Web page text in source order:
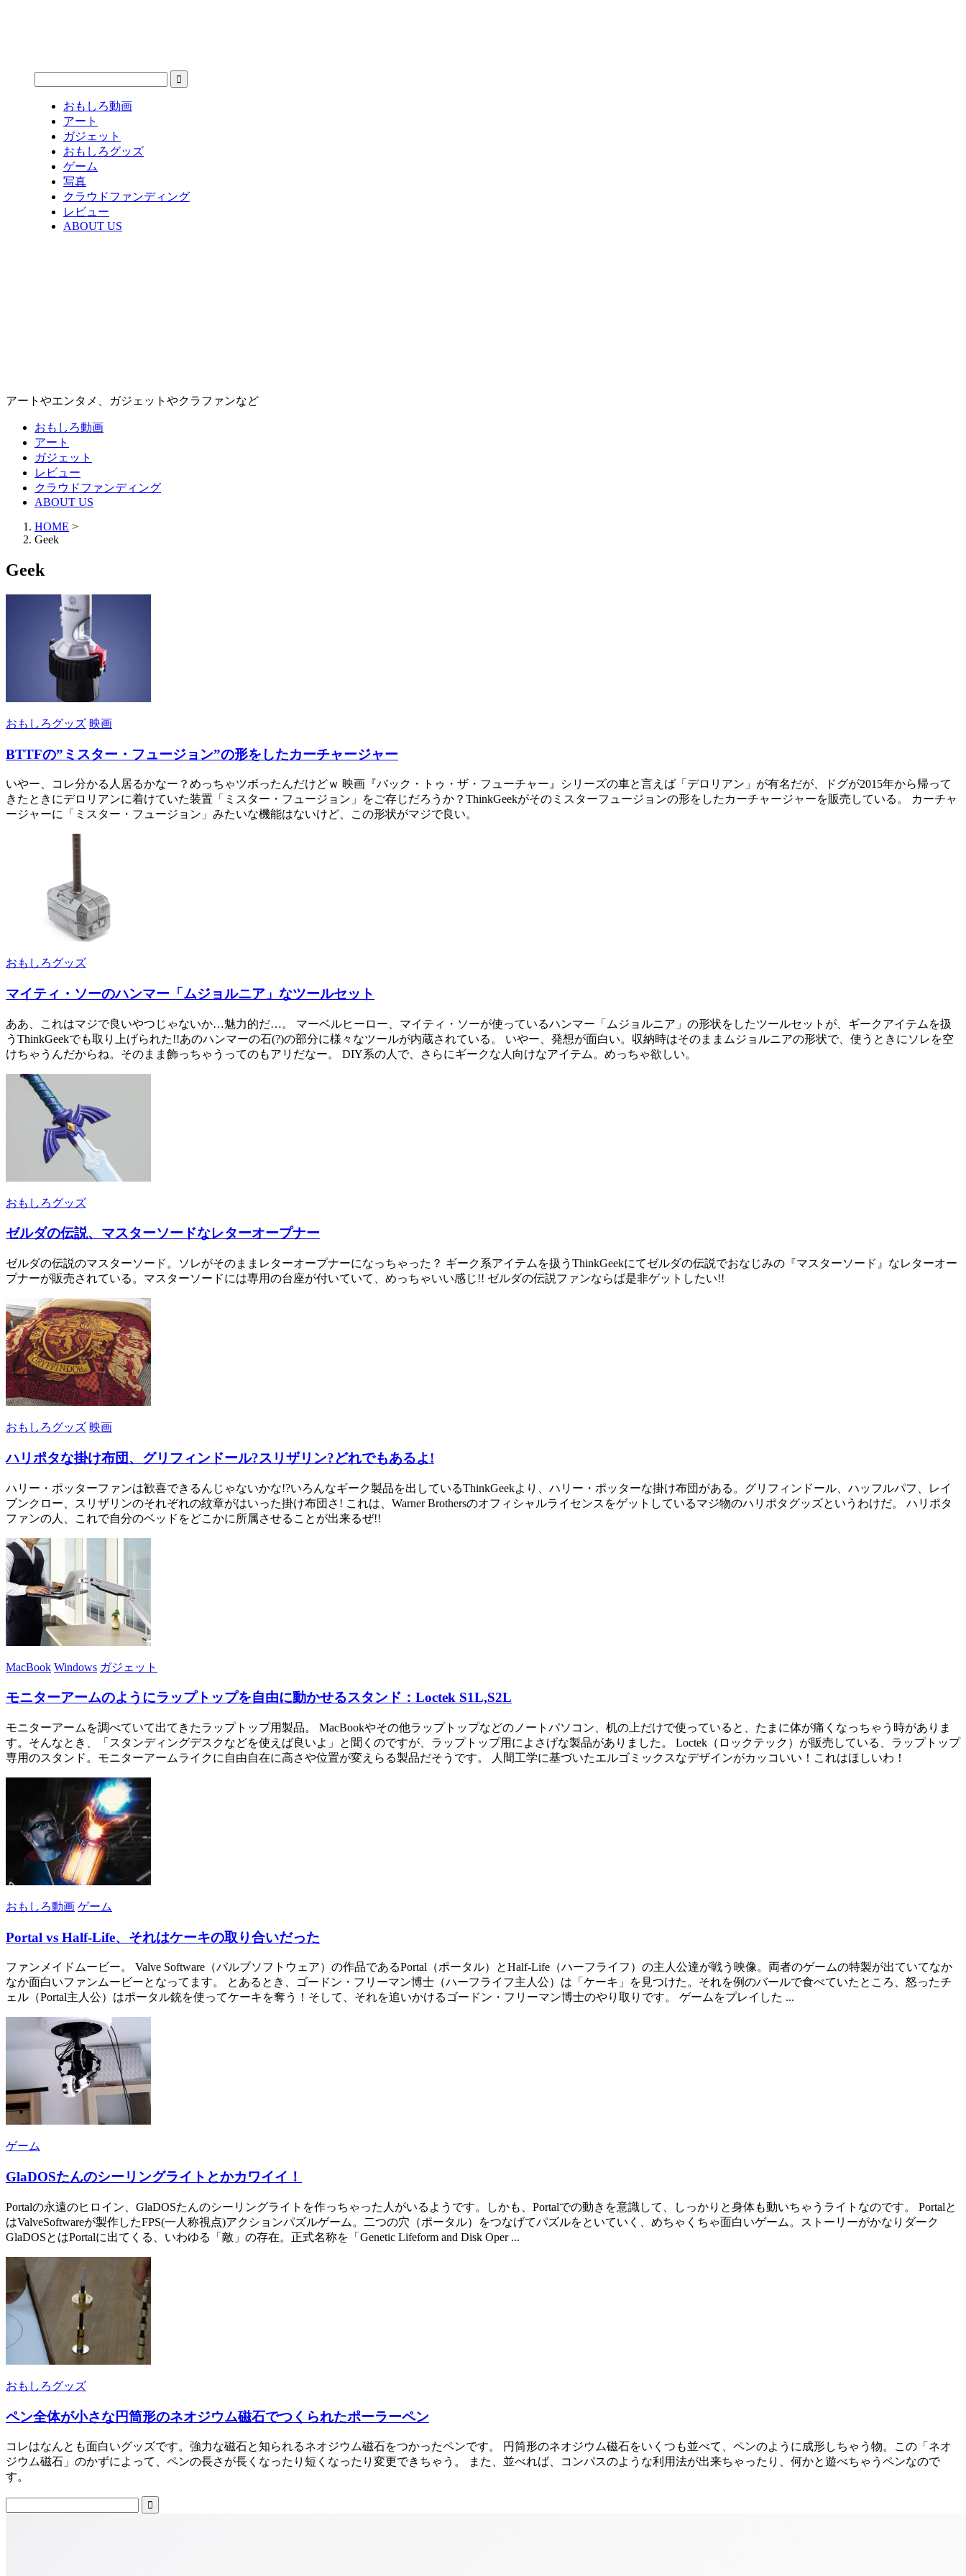
おもしろ動画
アート
ガジェット
おもしろグッズ
ゲーム
写真
クラウドファンディング
レビュー
ABOUT US
アートやエンタメ、ガジェットやクラファンなど
おもしろ動画
アート
ガジェット
レビュー
クラウドファンディング
ABOUT US
HOME >
Geek
Geek
おもしろグッズ 映画
BTTFの”ミスター・フュージョン”の形をしたカーチャージャー
いやー、コレ分かる人居るかなー？めっちゃツボったんだけどｗ 映画『バック・トゥ・ザ・フューチャー』シリーズの車と言えば「デロリアン」が有名だが、ドグが2015年から帰って
きたときにデロリアンに着けていた装置「ミスター・フュージョン」をご存じだろうか？ThinkGeekがそのミスターフュージョンの形をしたカーチャージャーを販売している。 カーチャ
ージャーに「ミスター・フュージョン」みたいな機能はないけど、この形状がマジで良い。
おもしろグッズ
マイティ・ソーのハンマー「ムジョルニア」なツールセット
ああ、これはマジで良いやつじゃないか…魅力的だ…。 マーベルヒーロー、マイティ・ソーが使っているハンマー「ムジョルニア」の形状をしたツールセットが、ギークアイテムを扱
うThinkGeekでも取り上げられた!!あのハンマーの石(?)の部分に様々なツールが内蔵されている。 いやー、発想が面白い。収納時はそのままムジョルニアの形状で、使うときにソレを空
けちゃうんだからね。そのまま飾っちゃうってのもアリだなー。 DIY系の人で、さらにギークな人向けなアイテム。めっちゃ欲しい。
おもしろグッズ
ゼルダの伝説、マスターソードなレターオープナー
ゼルダの伝説のマスターソード。ソレがそのままレターオープナーになっちゃった？ ギーク系アイテムを扱うThinkGeekにてゼルダの伝説でおなじみの『マスターソード』なレターオー
プナーが販売されている。マスターソードには専用の台座が付いていて、めっちゃいい感じ!! ゼルダの伝説ファンならば是非ゲットしたい!!
おもしろグッズ 映画
ハリポタな掛け布団、グリフィンドール?スリザリン?どれでもあるよ!
ハリー・ポッターファンは歓喜できるんじゃないかな!?いろんなギーク製品を出しているThinkGeekより、ハリー・ポッターな掛け布団がある。グリフィンドール、ハッフルパフ、レイ
ブンクロー、スリザリンのそれぞれの紋章がはいった掛け布団さ! これは、Warner Brothersのオフィシャルライセンスをゲットしているマジ物のハリポタグッズというわけだ。 ハリポタ
ファンの人、これで自分のベッドをどこかに所属させることが出来るぜ!!
MacBook Windows ガジェット
モニターアームのようにラップトップを自由に動かせるスタンド：Loctek S1L,S2L
モニターアームを調べていて出てきたラップトップ用製品。 MacBookやその他ラップトップなどのノートパソコン、机の上だけで使っていると、たまに体が痛くなっちゃう時がありま
す。そんなとき、「スタンディングデスクなどを使えば良いよ」と聞くのですが、ラップトップ用によさげな製品がありました。 Loctek（ロックテック）が販売している、ラップトップ
専用のスタンド。モニターアームライクに自由自在に高さや位置が変えらる製品だそうです。 人間工学に基づいたエルゴミックスなデザインがカッコいい！これはほしいわ！
おもしろ動画 ゲーム
Portal vs Half-Life、それはケーキの取り合いだった
ファンメイドムービー。 Valve Software（バルブソフトウェア）の作品であるPortal（ポータル）とHalf-Life（ハーフライフ）の主人公達が戦う映像。両者のゲームの特製が出ていてなか
なか面白いファンムービーとなってます。 とあるとき、ゴードン・フリーマン博士（ハーフライフ主人公）は「ケーキ」を見つけた。それを例のバールで食べていたところ、怒ったチ
ェル（Portal主人公）はポータル銃を使ってケーキを奪う！そして、それを追いかけるゴードン・フリーマン博士のやり取りです。 ゲームをプレイした ...
ゲーム
GlaDOSたんのシーリングライトとかカワイイ！
Portalの永遠のヒロイン、GlaDOSたんのシーリングライトを作っちゃった人がいるようです。しかも、Portalでの動きを意識して、しっかりと身体も動いちゃうライトなのです。 Portalと
はValveSoftwareが製作したFPS(一人称視点)アクションパズルゲーム。二つの穴（ポータル）をつなげてパズルをといていく、めちゃくちゃ面白いゲーム。ストーリーがかなりダーク
GlaDOSとはPortalに出てくる、いわゆる「敵」の存在。正式名称を「Genetic Lifeform and Disk Oper ...
おもしろグッズ
ペン全体が小さな円筒形のネオジウム磁石でつくられたポーラーペン
コレはなんとも面白いグッズです。強力な磁石と知られるネオジウム磁石をつかったペンです。 円筒形のネオジウム磁石をいくつも並べて、ペンのように成形しちゃう物。この「ネオ
ジウム磁石」のかずによって、ペンの長さが長くなったり短くなったり変更できちゃう。 また、並べれば、コンパスのような利用法が出来ちゃったり、何かと遊べちゃうペンなので
す。